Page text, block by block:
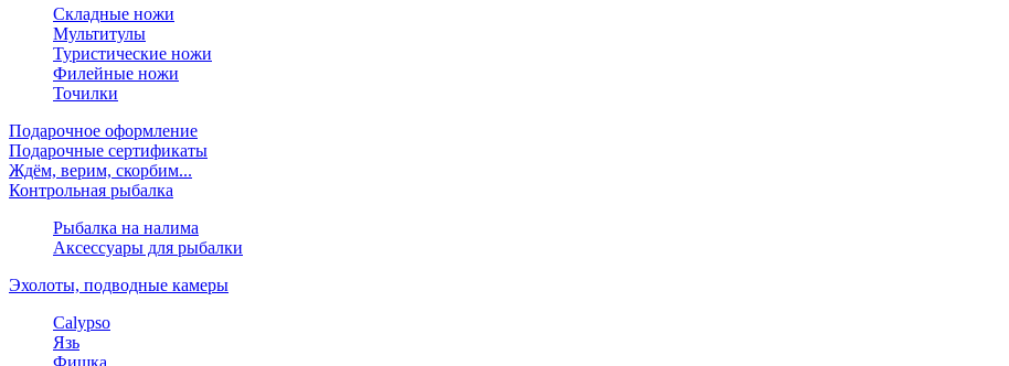
Складные ножи
Мультитулы
Туристические ножи
Филейные ножи
Точилки
Подарочное оформление
Подарочные сертификаты
Ждём, верим, скорбим...
Контрольная рыбалка
Рыбалка на налима
Аксессуары для рыбалки
Эхолоты, подводные камеры
Calypso
Язь
Фишка